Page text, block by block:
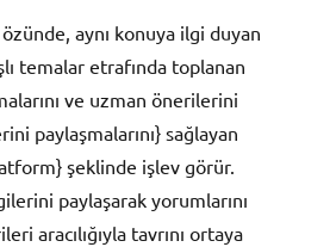
aynı konuya ilgi duyan
temalar etrafında toplanan
ve uzman önerilerini
paylaşmalarını} sağlayan
şeklinde işlev görür.
paylaşarak yorumlarını
aracılığıyla tavrını ortaya